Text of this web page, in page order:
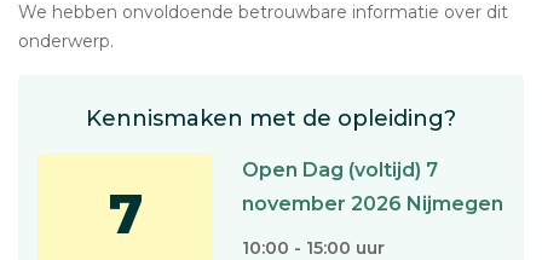
We hebben onvoldoende betrouwbare informatie over dit
onderwerp.
Kennismaken met de opleiding?
7
Open Dag (voltijd) 7
november 2026 Nijmegen
10:00 - 15:00 uur